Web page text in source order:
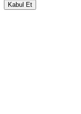
Kabul Et